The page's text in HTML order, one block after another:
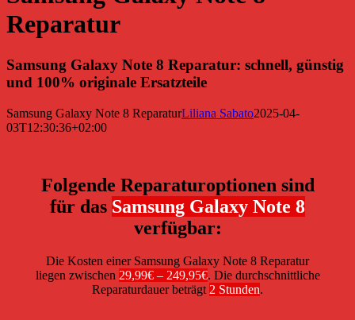
Reparatur
Samsung Galaxy Note 8 Reparatur: schnell, günstig
und 100% originale Ersatzteile
Samsung Galaxy Note 8 ReparaturLiliana Sabato2025-04-
03T12:30:36+02:00
Folgende Reparaturoptionen sind
für das Samsung Galaxy Note 8
verfügbar:
Die Kosten einer Samsung Galaxy Note 8 Reparatur
liegen zwischen 29,99€ – 249,95€. Die durchschnittliche
Reparaturdauer beträgt2 Stunden.